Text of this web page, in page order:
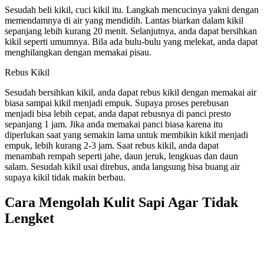
Sesudah beli kikil, cuci kikil itu. Langkah mencucinya yakni dengan
memendamnya di air yang mendidih. Lantas biarkan dalam kikil
sepanjang lebih kurang 20 menit. Selanjutnya, anda dapat bersihkan
kikil seperti umumnya. Bila ada bulu-bulu yang melekat, anda dapat
menghilangkan dengan memakai pisau.
Rebus Kikil
Sesudah bersihkan kikil, anda dapat rebus kikil dengan memakai air
biasa sampai kikil menjadi empuk. Supaya proses perebusan
menjadi bisa lebih cepat, anda dapat rebusnya di panci presto
sepanjang 1 jam. Jika anda memakai panci biasa karena itu
diperlukan saat yang semakin lama untuk membikin kikil menjadi
empuk, lebih kurang 2-3 jam. Saat rebus kikil, anda dapat
menambah rempah seperti jahe, daun jeruk, lengkuas dan daun
salam. Sesudah kikil usai direbus, anda langsung bisa buang air
supaya kikil tidak makin berbau.
Cara Mengolah Kulit Sapi Agar Tidak
Lengket